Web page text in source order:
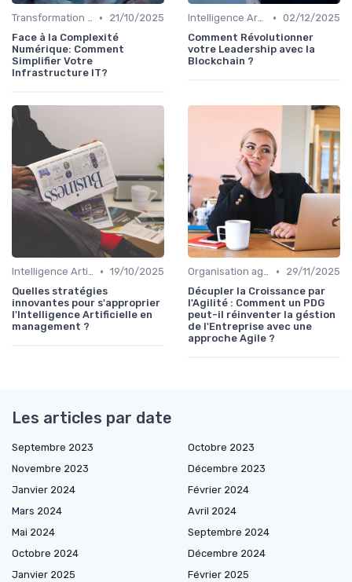
Transformation digitale de l’entreprise •
21/10/2025
Face à la Complexité
Numérique: Comment
Simplifier Votre
Infrastructure IT?
Intelligence Artificielle & stratégie • 02/12/2025
Comment Révolutionner
votre Leadership avec la
Blockchain ?
Intelligence Artificielle & stratégie • 19/10/2025
Quelles stratégies
innovantes pour s'approprier
l'Intelligence Artificielle en
management ?
Organisation agile & scalable •
29/11/2025
Décupler la Croissance par
l'Agilité : Comment un PDG
peut-il réinventer la géstion
de l'Entreprise avec une
approche Agile ?
Les articles par date
Septembre 2023
Octobre 2023
Novembre 2023
Décembre 2023
Janvier 2024
Février 2024
Mars 2024
Avril 2024
Mai 2024
Septembre 2024
Octobre 2024
Décembre 2024
Janvier 2025
Février 2025